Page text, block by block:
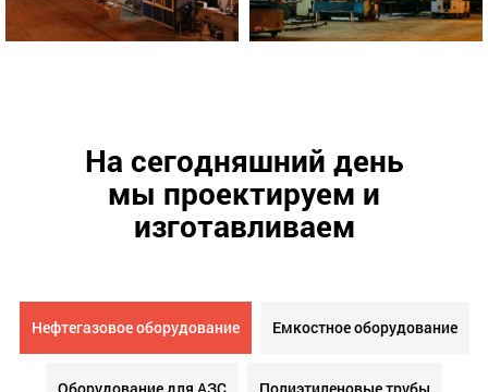
На сегодняшний день
мы проектируем и
изготавливаем
Нефтегазовое оборудование Емкостное оборудование